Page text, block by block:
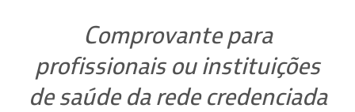
Comprovante para
profissionais ou instituições
de saúde da rede credenciada